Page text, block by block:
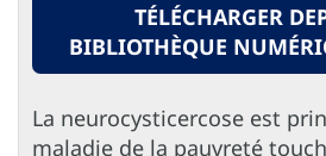
TÉLÉCHARGER
BIBLIOTHÈQUE
La neurocysticercose est
maladie de la pauvreté